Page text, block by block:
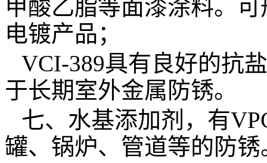
甲酸乙脂等面漆涂料。
电镀产品；
VCI-389具有良好的抗
于长期室外金属防锈。
七、水基添加剂，有
罐、锅炉、管道等的防锈